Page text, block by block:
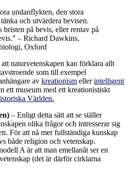
undanflykten, den stora
och utvärdera bevisen.
på bevis, eller rentav på
– Richard Dawkins,
Oxford
naturvetenskapen kan förklara allt
som till exempel
av kreationism ellerintelligent
ett museum med ett kreationistiskt
Världen.
– Enligt detta sätt att se ställer
olika frågor och intresserar sig
För att nå mer fullständiga kunskap
både religion och vetenskap.
A är att man emellanåt ser en
(det är därför cirklarna